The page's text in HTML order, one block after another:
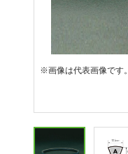
※画像は代表画像です。